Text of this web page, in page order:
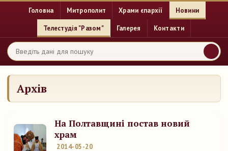
Головна Митрополит Храми єпархії Новини
Телестудія "Разом" Галерея Контакти
Архів
На Полтавщині постав новий
храм
2014-05-20